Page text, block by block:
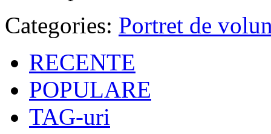
Categories: Portret de
RECENTE
POPULARE
TAG-uri